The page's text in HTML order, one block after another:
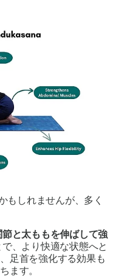
もしれませんが、多く
節と太ももを伸ばして強
、より快適な状態へと
足首を強化する効果も
ます。